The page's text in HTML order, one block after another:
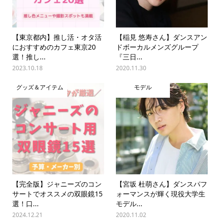
【東京都内】推し活・オタ活
におすすめのカフェ東京20
選！推し...
2023.10.18
【稲見 悠寿さん】ダンスアン
ドボーカルメンズグループ
『三日...
2020.11.30
グッズ＆アイテム
【完全版】ジャニーズのコン
サートでオススメの双眼鏡15
選！口...
2024.12.21
モデル
【宮坂 杜萌さん】ダンスパフ
ォーマンスが輝く現役大学生
モデル...
2020.11.02